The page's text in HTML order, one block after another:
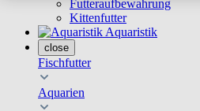
Futteraufbewahrung
Kittenfutter
Aquaristik
close
Fischfutter
Aquarien